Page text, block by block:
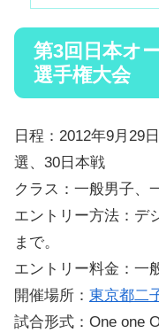
第3回日本オ
選手権大会
日程：2012年9月29
選、30日本戦
クラス：一般男子、
エントリー方法：デ
まで。
エントリー料金：一
開催場所： 東京都二
試合形式：One one